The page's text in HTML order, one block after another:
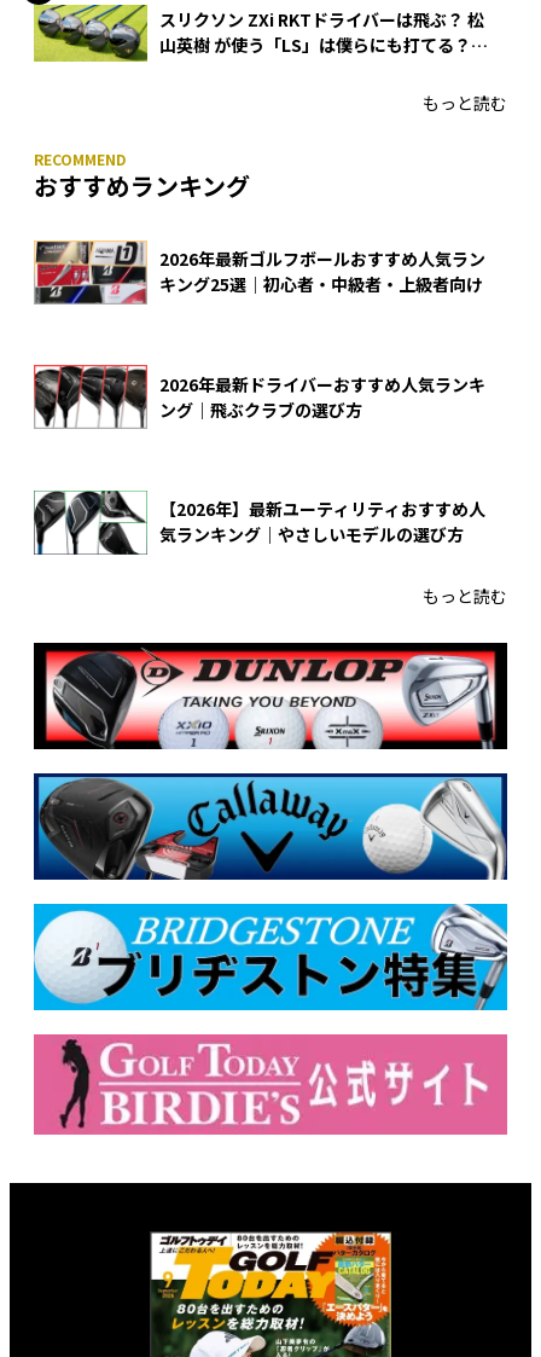
スリクソン ZXi RKTドライバーは飛ぶ？ 松
山英樹 が使う「LS」は僕らにも打てる？
もっと読む
おすすめランキング
2026年最新ゴルフボールおすすめ人気ラン
キング25選｜初心者・中級者・上級者向け
2026年最新ドライバーおすすめ人気ランキ
ング｜飛ぶクラブの選び方
【2026年】最新ユーティリティおすすめ人
気ランキング｜やさしいモデルの選び方
もっと読む